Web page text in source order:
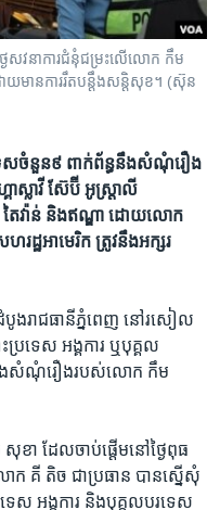
ៃ​សវនាការជំនុំជម្រះលើលោក កឹម
ោយមានការរឹតបន្តឹងសន្តិសុខ។ (ស៊ុន
ទេស​ចំនួន​៩​ ពាក់​ព័ន្ធនឹង​សំណុំ​រឿង​
លាវី ស៊ែប៊ី អូស្ត្រាលី
តៃវ៉ាន់ និង​ឥណ្ឌា ដោយ​​លោក​
រដ្ឋអាមេរិក ត្រូវ​នឹង​អក្សរ​
ង​រាជធានី​ភ្នំពេញ ​នៅ​រសៀល​
ប្រទេស អង្គការ ឬ​បុគ្គល​
នឹង​សំណុំ​រឿង​របស់​លោក កឹម
ខា ដែល​ចាប់​ផ្ដើម​នៅ​ថ្ងៃ​ពុធ​
ក គី តិច ជា​ប្រធាន បាន​ស្នើ​សុំ​
េស​ អង្គការ និង​បុគ្គល​បរទេស​